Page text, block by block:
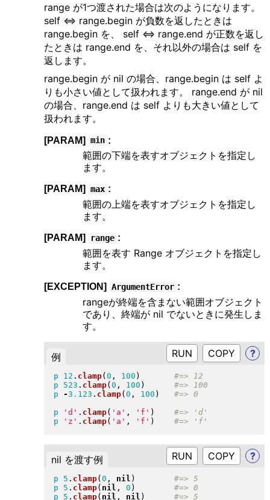
range が1つ渡された場合は次のようになります。
self <=> range.begin が負数を返したときは
range.begin を、 self <=> range.end が正数を返し
たときは range.end を、それ以外の場合は self を
返します。
range.begin が nil の場合、range.begin は self よ
りも小さい値として扱われます。 range.end が nil
の場合、range.end は self よりも大きい値として
扱われます。
[PARAM] min :
範囲の下端を表すオブジェクトを指定し
ます。
[PARAM] max :
範囲の上端を表すオブジェクトを指定し
ます。
[PARAM] range :
範囲を表す Range オブジェクトを指定し
ます。
[EXCEPTION] ArgumentError :
rangeが終端を含まない範囲オブジェクト
であり、終端が nil でないときに発生しま
す。
例 RUN ?
p 12 . clamp(0 , 100 )
p
523 . clamp(0 , 100 )
p
-3.123 . clamp(0 , 100 )
p
'd' . clamp( 'a' , 'f' )
p
'z' . clamp( 'a' , 'f' )
nil を渡す例 RUN ?
p 5 . clamp( 0 , nil )
p
5 . clamp( nil , 0 )
p
5 . clamp( nil , nil )